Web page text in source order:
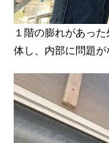
１階の膨れがあっ
体し、内部に問題が